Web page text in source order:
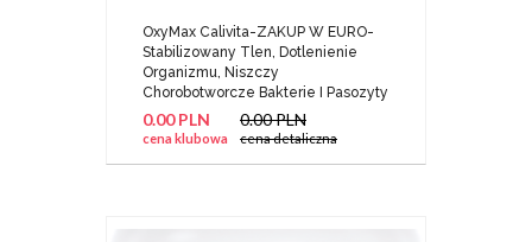
OxyMax Calivita-ZAKUP W EURO-
Stabilizowany Tlen, Dotlenienie
Organizmu, Niszczy
Chorobotworcze Bakterie I Pasozyty
0.00 PLN
cena klubowa
0.00 PLN
cena detaliczna